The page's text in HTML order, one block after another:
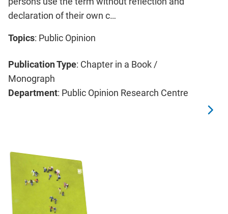
declaration of their own c…
Topics: Public Opinion
Publication Type: Chapter in a Book /
Monograph
Department: Public Opinion Research Centre